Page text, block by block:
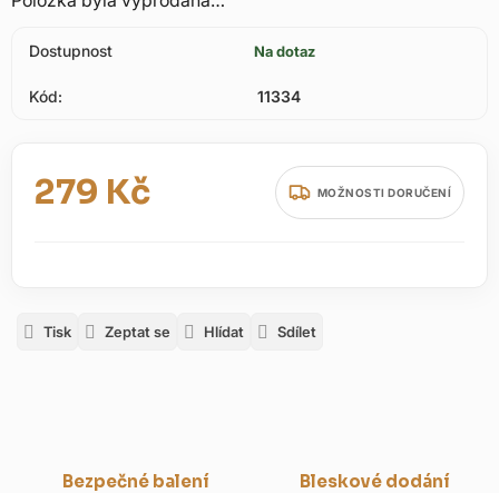
Dostupnost Na dotaz
Kód: 11334
279 Kč
Měrná cena:
MOŽNOSTI DORUČENÍ
Tisk Zeptat se Hlídat Sdílet
Bezpečné balení Bleskové dodání